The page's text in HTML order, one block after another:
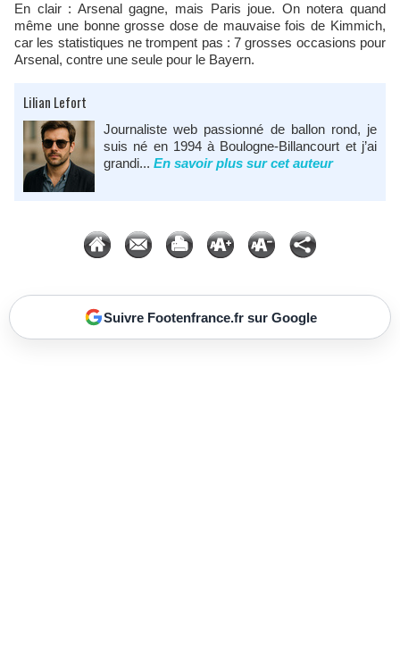
En clair : Arsenal gagne, mais Paris joue. On notera quand
même une bonne grosse dose de mauvaise fois de Kimmich,
car les statistiques ne trompent pas : 7 grosses occasions pour
Arsenal, contre une seule pour le Bayern.
Lilian Lefort
Journaliste web passionné de ballon rond, je
suis né en 1994 à Boulogne-Billancourt et j’ai
grandi... En savoir plus sur cet auteur
Suivre Footenfrance.fr sur Google